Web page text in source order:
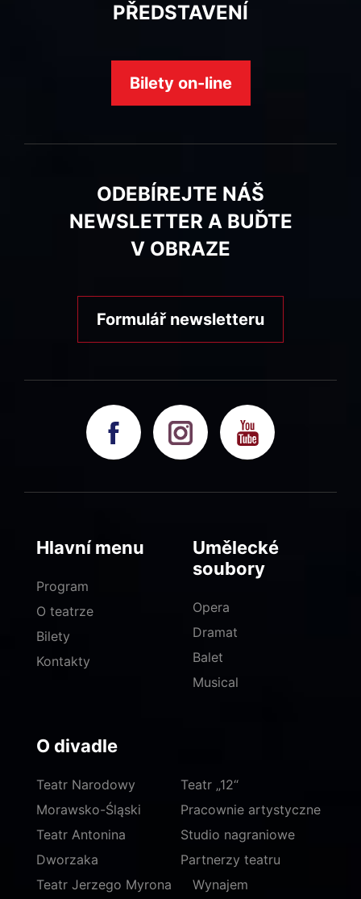
PŘEDSTAVENÍ
Bilety on-line
ODEBÍREJTE NÁŠ
NEWSLETTER A BUĎTE
V OBRAZE
Formulář newsletteru
Hlavní menu
Program
O teatrze
Bilety
Kontakty
Umělecké
soubory
Opera
Dramat
Balet
Musical
O divadle
Teatr Narodowy
Morawsko-Śląski
Teatr Antonina
Dworzaka
Teatr Jerzego Myrona
Teatr „12“
Pracownie artystyczne
Studio nagraniowe
Partnerzy teatru
Wynajem